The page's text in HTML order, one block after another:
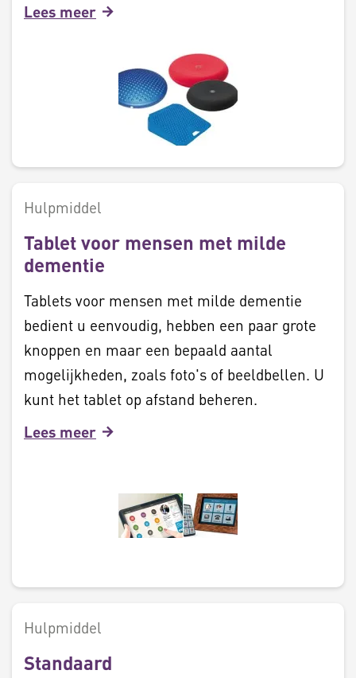
Lees meer
Hulpmiddel
Tablet voor mensen met milde
dementie
Tablets voor mensen met milde dementie
bedient u eenvoudig, hebben een paar grote
knoppen en maar een bepaald aantal
mogelijkheden, zoals foto's of beeldbellen. U
kunt het tablet op afstand beheren.
Lees meer
Hulpmiddel
Standaard